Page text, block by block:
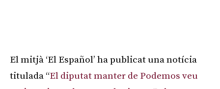
El mitjà ‘El Español’ ha publicat una notícia
titulada “El diputat manter de Podemos veu